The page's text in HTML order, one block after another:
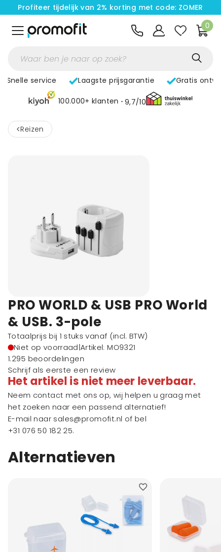
Profiteer tijdelijk van 2% korting met code: ZOMER
0
Snelle service Laagste prijsgarantie Gratis
100.000+ klanten 9,7/10
< Reizen
PRO WORLD & USB PRO World
& USB. 3-pole
Totaalprijs bij 1 stuks vanaf (incl. BTW)
Niet op voorraad|Artikel: MO9321
1.295 beoordelingen
Schrijf als eerste een review
Het artikel is niet meer leverbaar.
Neem contact met ons op, wij helpen u graag met
het zoeken naar een passend alternatief!
E-mail naar sales@promofit.nl of bel
+31 076 50 182 25.
Alternatieven